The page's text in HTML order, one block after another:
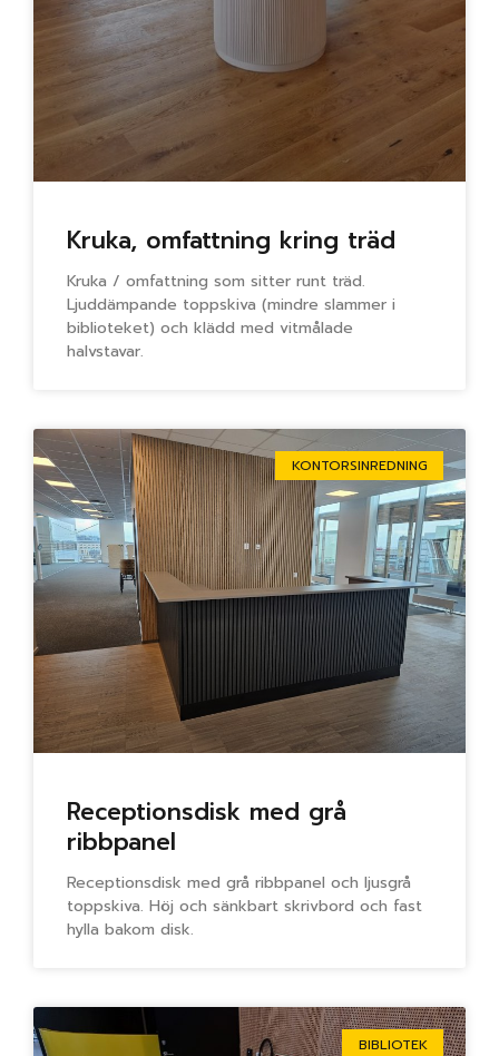
Kruka, omfattning kring träd
Kruka / omfattning som sitter runt träd.
Ljuddämpande toppskiva (mindre slammer i
biblioteket) och klädd med vitmålade
halvstavar.
KONTORSINREDNING
Receptionsdisk med grå
ribbpanel
Receptionsdisk med grå ribbpanel och ljusgrå
toppskiva. Höj och sänkbart skrivbord och fast
hylla bakom disk.
BIBLIOTEK